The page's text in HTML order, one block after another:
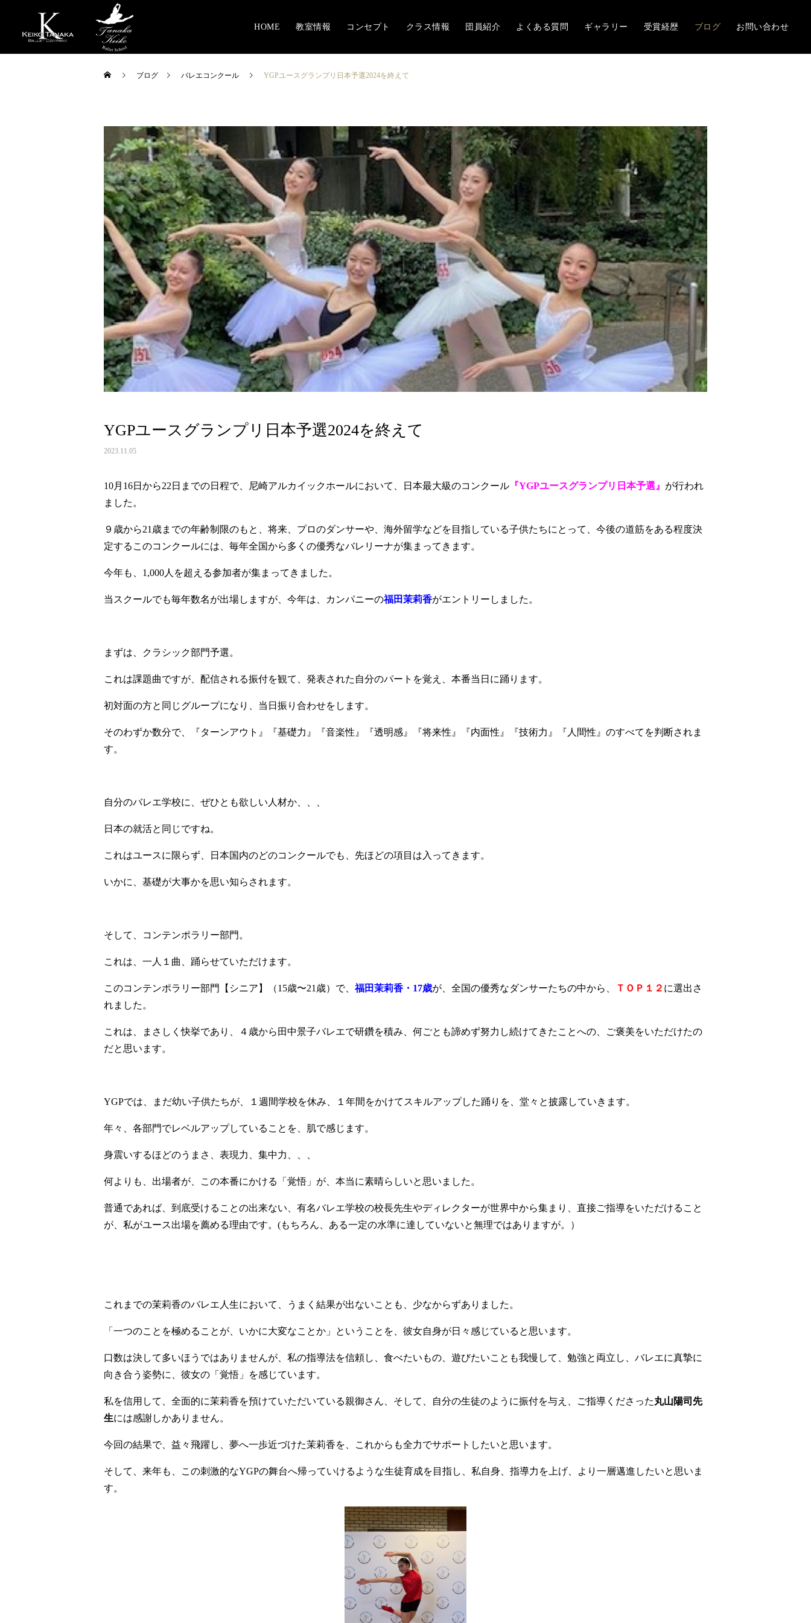
HOME 教室情報 コンセプト クラス情報 団員紹介 よくある質問 ギャラリー 受賞経歴 ブログ お問い合わせ
ブログ バレエコンクール YGPユースグランプリ日本予選2024を終えて
YGPユースグランプリ日本予選2024を終えて
2023.11.05
10月16日から22日までの日程で、尼崎アルカイックホールにおいて、日本最大級のコンクール 『YGPユースグランプリ日本予選』 が行われ
ました。
９歳から21歳までの年齢制限のもと、将来、プロのダンサーや、海外留学などを目指している子供たちにとって、今後の道筋をある程度決
定するこのコンクールには、毎年全国から多くの優秀なバレリーナが集まってきます。
今年も、1,000人を超える参加者が集まってきました。
当スクールでも毎年数名が出場しますが、今年は、カンパニーの福田茉莉香がエントリーしました。
まずは、クラシック部門予選。
これは課題曲ですが、配信される振付を観て、発表された自分のパートを覚え、本番当日に踊ります。
初対面の方と同じグループになり、当日振り合わせをします。
そのわずか数分で、『ターンアウト』『基礎力』『音楽性』『透明感』『将来性』『内面性』『技術力』『人間性』のすべてを判断されま
す。
自分のバレエ学校に、ぜひとも欲しい人材か、、、
日本の就活と同じですね。
これはユースに限らず、日本国内のどのコンクールでも、先ほどの項目は入ってきます。
いかに、基礎が大事かを思い知らされます。
そして、コンテンポラリー部門。
これは、一人１曲、踊らせていただけます。
このコンテンポラリー部門【シニア】（15歳〜21歳）で、福田茉莉香・17歳が、全国の優秀なダンサーたちの中から、 ＴＯＰ１２ に選出さ
れました。
これは、まさしく快挙であり、４歳から田中景子バレエで研鑽を積み、何ごとも諦めず努力し続けてきたことへの、ご褒美をいただけたの
だと思います。
YGPでは、まだ幼い子供たちが、１週間学校を休み、１年間をかけてスキルアップした踊りを、堂々と披露していきます。
年々、各部門でレベルアップしていることを、肌で感じます。
身震いするほどのうまさ、表現力、集中力、、、
何よりも、出場者が、この本番にかける「覚悟」が、本当に素晴らしいと思いました。
普通であれば、到底受けることの出来ない、有名バレエ学校の校長先生やディレクターが世界中から集まり、直接ご指導をいただけること
が、私がユース出場を薦める理由です。(もちろん、ある一定の水準に達していないと無理ではありますが。）
これまでの茉莉香のバレエ人生において、うまく結果が出ないことも、少なからずありました。
「一つのことを極めることが、いかに大変なことか」ということを、彼女自身が日々感じていると思います。
口数は決して多いほうではありませんが、私の指導法を信頼し、食べたいもの、遊びたいことも我慢して、勉強と両立し、バレエに真摯に
向き合う姿勢に、彼女の「覚悟」を感じています。
私を信用して、全面的に茉莉香を預けていただいている親御さん、そして、自分の生徒のように振付を与え、ご指導くださった丸山陽司先
生には感謝しかありません。
今回の結果で、益々飛躍し、夢へ一歩近づけた茉莉香を、これからも全力でサポートしたいと思います。
そして、来年も、この刺激的なYGPの舞台へ帰っていけるような生徒育成を目指し、私自身、指導力を上げ、より一層邁進したいと思いま
す。